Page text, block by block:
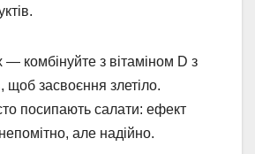
комбінуйте з вітаміном D з
щоб засвоєння злетіло.
посипають салати: ефект
але надійно.